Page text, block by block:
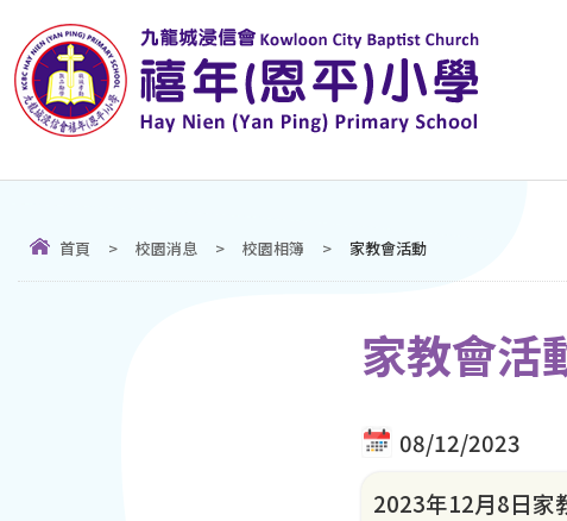
首頁 > 校園消息 > 校園相簿 > 家教會活動
家教會活
08/12/2023
2023年12月8日家